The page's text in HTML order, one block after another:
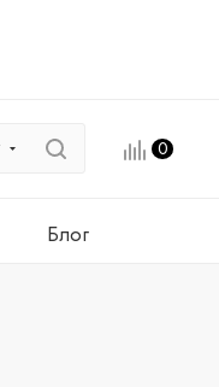
0
Блог